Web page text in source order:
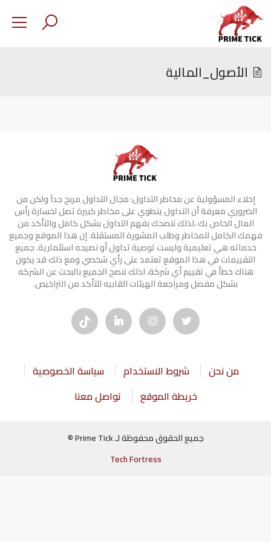
الأصول_المالية
إخلاء المسؤولية عن مخاطر التداول: مجال التداول مربح جدآ ولكن من
الضروري معرفة أن التداول ينطوي على مخاطر كبيرة تصل لخسارة رأس
المال الخاص بك ،لذلك ننصحك بفهم التداول بشكل كامل والتأكد من
فهمك الكامل للمخاطر وطلب المشورة المستقلة. إن هذا الموقع وجميع
خدماته هي تعليمية وليست توصية تداول أو نصيحه استثمارية. جميع
التقييمات في هذا الموقع تعتمد على رأي شخصي ومع ذلك قد يكون
هناك خطأ في تقييم أي شركة، لذلك ننصح الجميع بالبحث عن الشركه
بشكل مفصل ومراجعة الهيئات القابيه للتأكد من التراخيص.
من نحن شروط الاستخدام
سياسة الخصوصية
خريطة الموقع
تواصل معنا
جميع الحقوق محفوظة لـ Prime Tick ©
Tech Fortress